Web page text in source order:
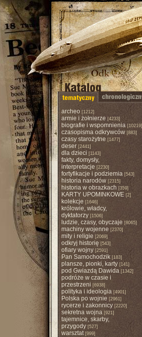
archeo [1212]
armie i żołnierze [4233]
biografie i wspomnienia[10219]
czasopisma odkrywców[883]
czasy starożytne [1477]
deser[2441]
dla dzieci [1143]
fakty, domysły,
interpretacje [2230]
fortyfikacje i podziemia[543]
historia narodów[2315]
historia w obrazkach [359]
KARTY UPOMINKOWE[2]
kolekcje [1646]
królowie, władcy,
dyktatorzy[1506]
ludzie, czasy, obyczaje [8065]
machiny wojenne [2370]
mity i religie [2069]
odkryj historię[543]
ofiary wojny[2591]
Pan Samochodzik[183]
plansze, pionki, karty[141]
pod Gwiazdą Dawida[1342]
podróże w czasie i
przestrzeni [6938]
polityka i ideologia[4901]
Polska po wojnie [2961]
rycerze i zakonnicy[2220]
sekretna wojna[921]
tajemnice, skarby,
przygody[527]
warsztat[999]